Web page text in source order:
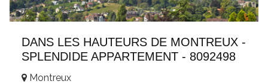
DANS LES HAUTEURS DE MONTREUX -
SPLENDIDE APPARTEMENT - 8092498
Montreux